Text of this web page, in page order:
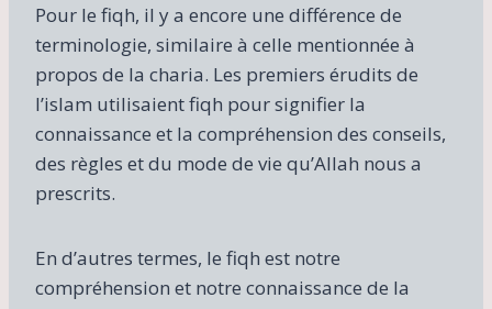
Pour le fiqh, il y a encore une différence de
terminologie, similaire à celle mentionnée à
propos de la charia. Les premiers érudits de
l’islam utilisaient fiqh pour signifier la
connaissance et la compréhension des conseils,
des règles et du mode de vie qu’Allah nous a
prescrits.
En d’autres termes, le fiqh est notre
compréhension et notre connaissance de la